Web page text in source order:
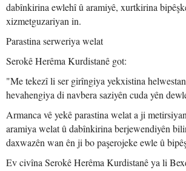
dabînkirina ewlehî û aramiyê, xurtkirina
xizmetguzariyan in.
Parastina serweriya welat
Serokê Herêma Kurdistanê got:
"Me tekezî li ser girîngiya yekxistina
hevahengiya di navbera saziyên cuda yên
Armanca vê yekê parastina welat a ji
aramiya welat û dabînkirina berjewendiyên
daxwazên wan ên ji bo paşerojeke ewle û
Ev civîna Serokê Herêma Kurdistanê ya li